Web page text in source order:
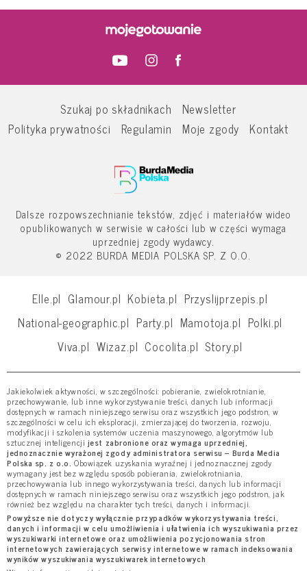
Szukaj po składnikach
Newsletter
Polityka prywatności
Regulamin Moje zgody Kontakt
Dalsze rozpowszechnianie tekstów, zdjęć i materiałów wideo
opublikowanych w serwisie w całości lub w części wymaga
uprzedniej zgody wydawcy.
© 2022 BURDA MEDIA POLSKA SP. Z O.O.
Elle.pl Glamour.pl Kobieta.pl Przyslijprzepis.pl
National-geographic.pl Party.pl Mamotoja.pl Polki.pl
Viva.pl Wizaz.pl Cocolita.pl Story.pl
Jakiekolwiek aktywności, w szczególności: pobieranie, zwielokrotnianie,
przechowywanie, lub inne wykorzystywanie treści, danych lub informacji
dostępnych w ramach niniejszego serwisu oraz wszystkich jego podstron, w
szczególności w celu ich eksploracji, zmierzającej do tworzenia, rozwoju,
modyfikacji i szkolenia systemów uczenia maszynowego, algorytmów lub
sztucznej inteligencji jest zabronione oraz wymaga uprzedniej,
jednoznacznie wyrażonej zgody administratora serwisu – Burda Media
Polska sp. z o.o. Obowiązek uzyskania wyraźnej i jednoznacznej zgody
wymagany jest bez względu sposób pobierania, zwielokrotniania,
przechowywania lub innego wykorzystywania treści, danych lub informacji
dostępnych w ramach niniejszego serwisu oraz wszystkich jego podstron, jak
również bez względu na charakter tych treści, danych i informacji.
Powyższe nie dotyczy wyłącznie przypadków wykorzystywania treści,
danych i informacji w celu umożliwienia i ułatwienia ich wyszukiwania przez
wyszukiwarki internetowe oraz umożliwienia pozycjonowania stron
internetowych zawierających serwisy internetowe w ramach indeksowania
wyników wyszukiwania wyszukiwarek internetowych